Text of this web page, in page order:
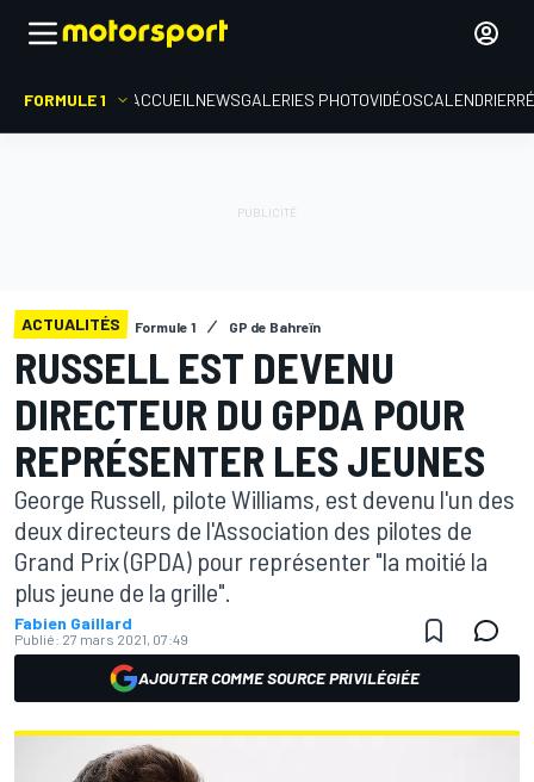
FORMULE 1 ACCUEIL NEWSGALERIES PHOTOVIDÉOSCALENDRIER
ACTUALITÉS Formule 1 GP de Bahreïn
RUSSELL EST DEVENU
DIRECTEUR DU GPDA POUR
REPRÉSENTER LES JEUNES
George Russell, pilote Williams, est devenu l'un des
deux directeurs de l'Association des pilotes de
Grand Prix (GPDA) pour représenter "la moitié la
plus jeune de la grille".
Fabien Gaillard
Publié: 27 mars 2021, 07:49
AJOUTER COMME SOURCE PRIVILÉGIÉE